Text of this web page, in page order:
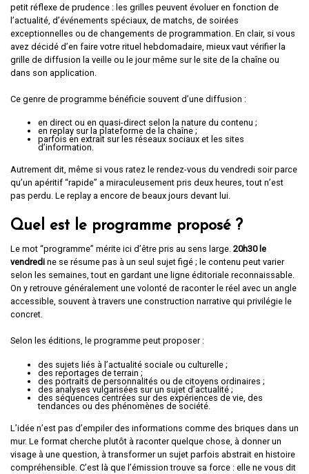
petit réflexe de prudence : les grilles peuvent évoluer en fonction de
l’actualité, d’événements spéciaux, de matchs, de soirées
exceptionnelles ou de changements de programmation. En clair, si vous
avez décidé d’en faire votre rituel hebdomadaire, mieux vaut vérifier la
grille de diffusion la veille ou le jour même sur le site de la chaîne ou
dans son application.
Ce genre de programme bénéficie souvent d’une diffusion :
en direct ou en quasi-direct selon la nature du contenu ;
en replay sur la plateforme de la chaîne ;
parfois en extrait sur les réseaux sociaux et les sites
d’information.
Autrement dit, même si vous ratez le rendez-vous du vendredi soir parce
qu’un apéritif “rapide” a miraculeusement pris deux heures, tout n’est
pas perdu. Le replay a encore de beaux jours devant lui.
Quel est le programme proposé ?
Le mot “programme” mérite ici d’être pris au sens large. 20h30 le
vendredi ne se résume pas à un seul sujet figé ; le contenu peut varier
selon les semaines, tout en gardant une ligne éditoriale reconnaissable.
On y retrouve généralement une volonté de raconter le réel avec un angle
accessible, souvent à travers une construction narrative qui privilégie le
concret.
Selon les éditions, le programme peut proposer :
des sujets liés à l’actualité sociale ou culturelle ;
des reportages de terrain ;
des portraits de personnalités ou de citoyens ordinaires ;
des analyses vulgarisées sur un sujet d’actualité ;
des séquences centrées sur des expériences de vie, des
tendances ou des phénomènes de société.
L’idée n’est pas d’empiler des informations comme des briques dans un
mur. Le format cherche plutôt à raconter quelque chose, à donner un
visage à une question, à transformer un sujet parfois abstrait en histoire
compréhensible. C’est là que l’émission trouve sa force : elle ne vous dit